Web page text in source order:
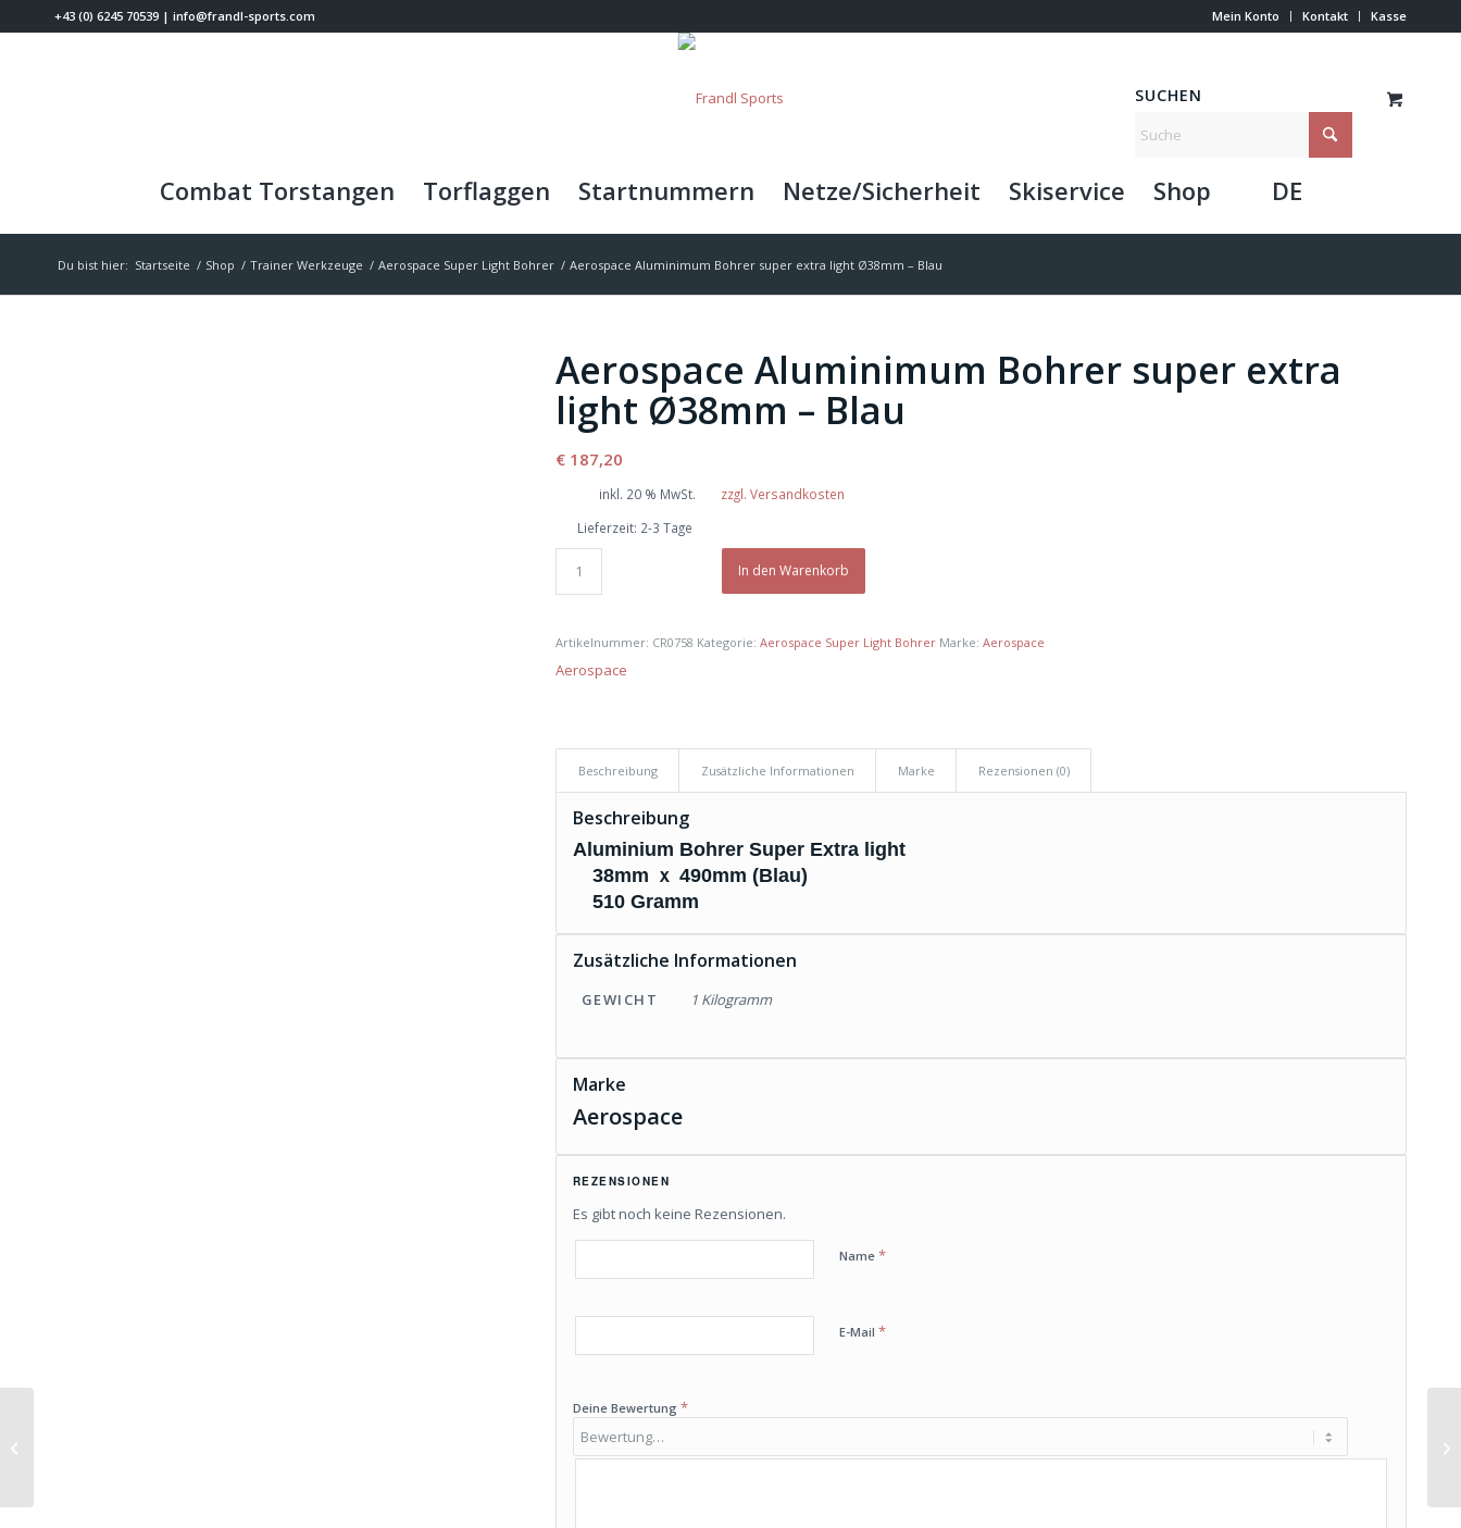
Mein Konto Kontakt Kasse
+43 (0) 6245 70539 | info@frandl-sports.com
SUCHEN
Combat Torstangen Torflaggen Startnummern Netze/Sicherheit Skiservice Shop DE
Du bist hier: Startseite / Shop / Trainer Werkzeuge / Aerospace Super Light Bohrer / Aerospace Aluminimum Bohrer super extra light Ø38mm – Blau
Aerospace Aluminimum Bohrer super extra
light Ø38mm – Blau
€187,20
inkl. 20 % MwSt.
zzgl. Versandkosten
Lieferzeit: 2-3 Tage
In den Warenkorb
Artikelnummer: CR0758 Kategorie: Aerospace Super Light Bohrer Marke: Aerospace
Aerospace
Beschreibung Zusätzliche Informationen Marke Rezensionen (0)
Beschreibung
Aluminium Bohrer Super Extra light
38mm ｘ 490mm (Blau)
510 Gramm
Zusätzliche Informationen
GEWICHT 1 Kilogramm
Marke
Aerospace
REZENSIONEN
Es gibt noch keine Rezensionen.
Name *
E-Mail *
Deine Bewertung *